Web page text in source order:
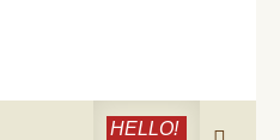
HELLO!